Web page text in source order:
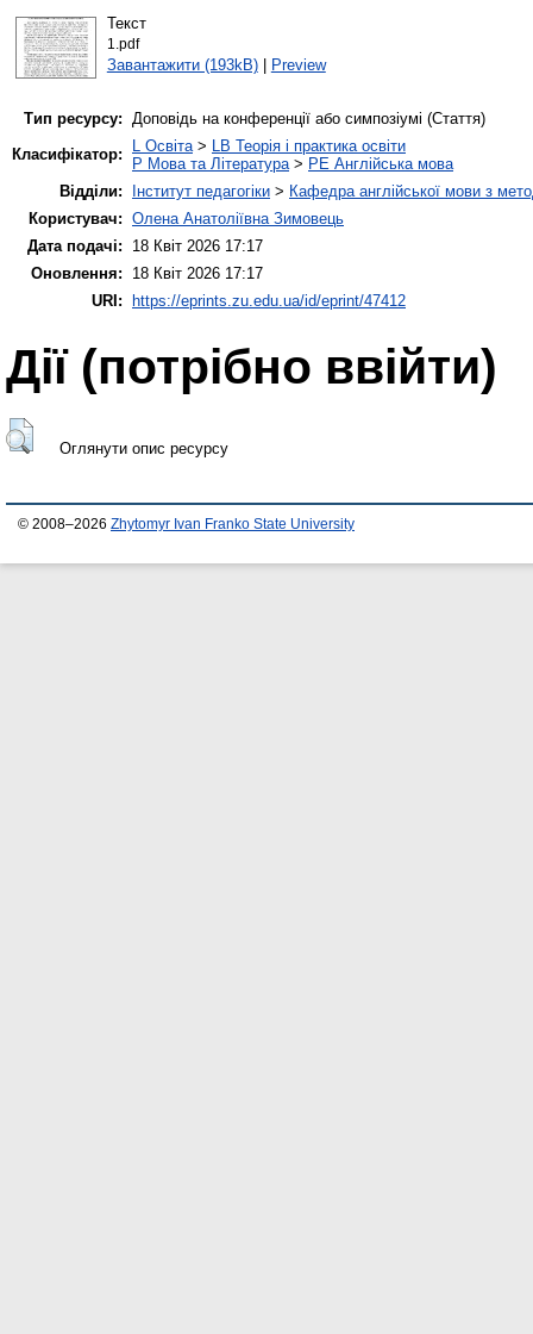
Текст
1.pdf
Завантажити (193kB)| Preview
Тип ресурсу: Доповідь на конференції або симпозіумі (Стаття)
Класифікатор:
L Освіта> LB Теорія і практика освіти
P Мова та Література> PE Англійська мова
Відділи:
Інститут педагогіки > Кафедра англійської мови з
Користувач: Олена Анатоліївна Зимовець
Дата подачі:
18 Квіт 2026 17:17
Оновлення:
18 Квіт 2026 17:17
URI:
https://eprints.zu.edu.ua/id/eprint/47412
Дії ​​(потрібно ввійти)
Оглянути опис ресурсу
© 2008–2026 Zhytomyr Ivan Franko State University